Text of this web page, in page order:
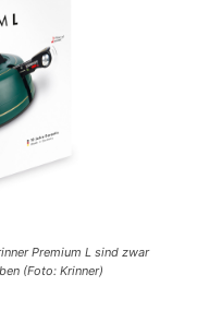
Premium L sind zwar
(Foto: Krinner)